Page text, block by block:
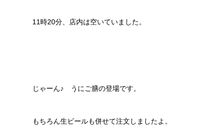
11時20分、店内は空いていました。
じゃーん♪ うにご膳の登場です。
もちろん生ビールも併せて注文しましたよ。